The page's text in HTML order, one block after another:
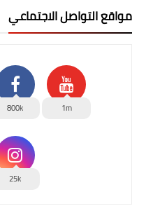
مواقع التواصل الاجتماعي
1m
800k
25k